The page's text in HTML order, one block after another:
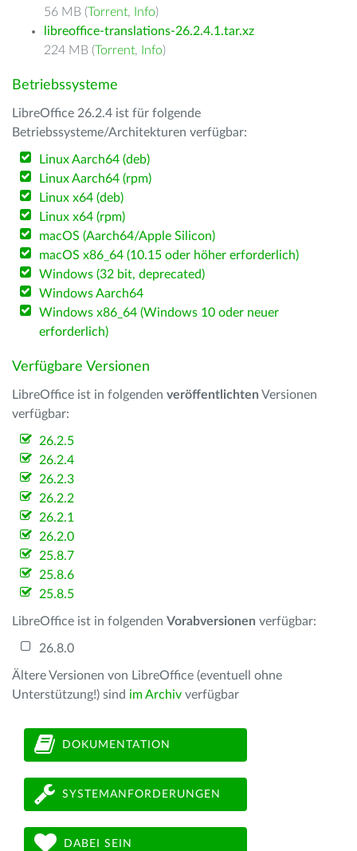
56 MB (Torrent, Info)
libreoffice-translations-26.2.4.1.tar.xz
224 MB (Torrent, Info)
Betriebssysteme
LibreOffice 26.2.4 ist für folgende
Betriebssysteme/Architekturen verfügbar:
Linux Aarch64 (deb)
Linux Aarch64 (rpm)
Linux x64 (deb)
Linux x64 (rpm)
macOS (Aarch64/Apple Silicon)
macOS x86_64 (10.15 oder höher erforderlich)
Windows (32 bit, deprecated)
Windows Aarch64
Windows x86_64 (Windows 10 oder neuer
erforderlich)
Verfügbare Versionen
LibreOffice ist in folgenden veröffentlichten Versionen
verfügbar:
26.2.5
26.2.4
26.2.3
26.2.2
26.2.1
26.2.0
25.8.7
25.8.6
25.8.5
LibreOffice ist in folgenden Vorabversionen verfügbar:
26.8.0
Ältere Versionen von LibreOffice (eventuell ohne
Unterstützung!) sind im Archiv verfügbar
DOKUMENTATION
SYSTEMANFORDERUNGEN
DABEI SEIN